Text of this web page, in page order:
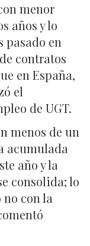
menor
años y lo
pasado en
contratos
en España,
el
de UGT.
menos de un
acumulada
año y la
consolida; lo
con la